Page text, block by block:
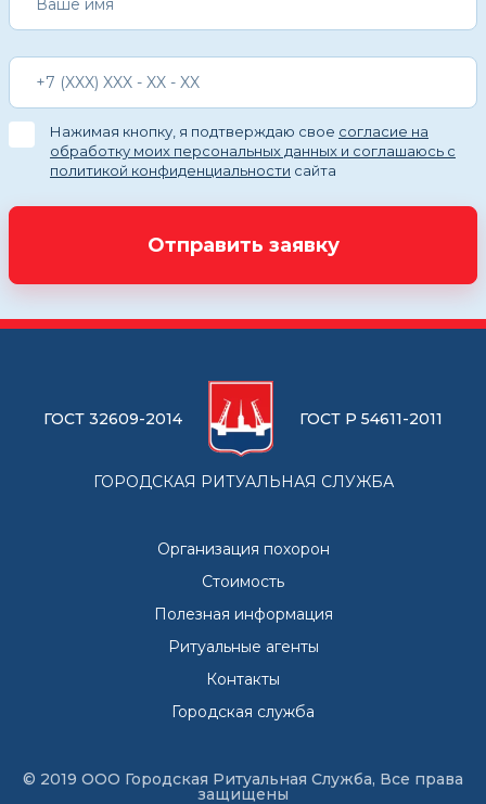
Нажимая кнопку, я подтверждаю свое согласие на
обработку моих персональных данных и соглашаюсь с
политикой конфиденциальности сайта
Отправить заявку
ГОСТ 32609-2014 ГОСТ Р 54611-2011
ГОРОДСКАЯ РИТУАЛЬНАЯ СЛУЖБА
Организация похорон
Стоимость
Полезная информация
Ритуальные агенты
Контакты
Городская служба
© 2019 ООО Городская Ритуальная Служба, Все права
защищены